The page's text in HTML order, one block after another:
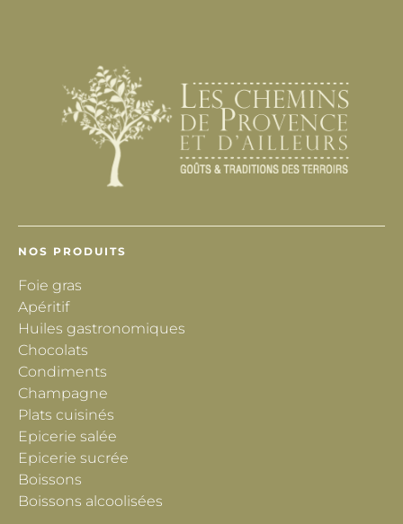
NOS PRODUITS
Foie gras
Apéritif
Huiles gastronomiques
Chocolats
Condiments
Champagne
Plats cuisinés
Epicerie salée
Epicerie sucrée
Boissons
Boissons alcoolisées